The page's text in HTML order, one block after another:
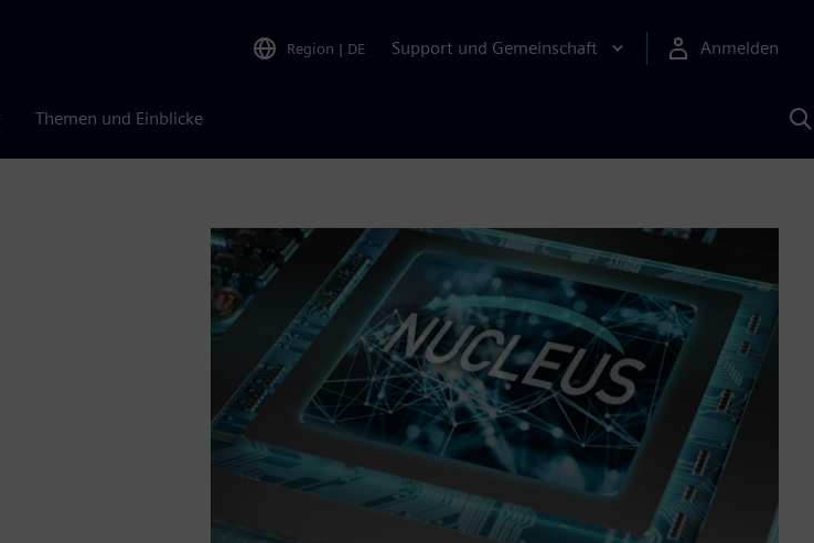
Region | DE Support und Gemeinschaft Anmelden
Themen und Einblicke
KI